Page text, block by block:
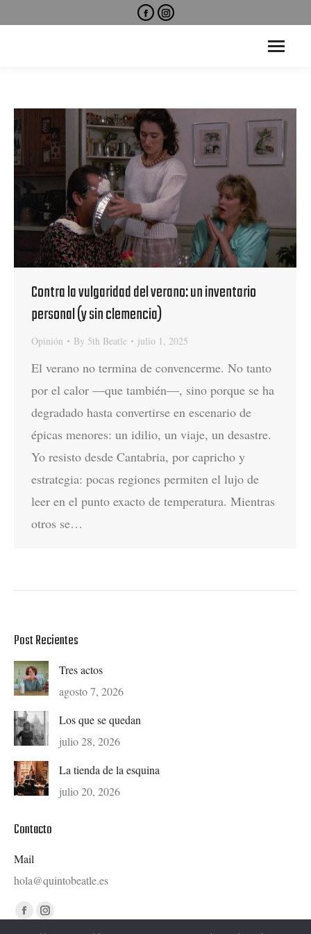
Facebook
page
Instagram
page
Contra la vulgaridad del verano: un inventario
personal (y sin clemencia)
Opinión By 5th Beatle julio 1, 2025
El verano no termina de convencerme. No tanto
por el calor —que también—, sino porque se ha
degradado hasta convertirse en escenario de
épicas menores: un idilio, un viaje, un desastre.
Yo resisto desde Cantabria, por capricho y
estrategia: pocas regiones permiten el lujo de
leer en el punto exacto de temperatura. Mientras
otros se…
Post Recientes
Tres actos
agosto 7, 2026
Los que se quedan
julio 28, 2026
La tienda de la esquina
julio 20, 2026
Contacto
Mail
hola@quintobeatle.es
Find us on:
FacebookInstagram